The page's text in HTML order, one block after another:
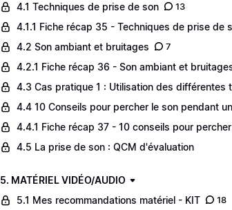
4.1 Techniques de prise de son
13
4.1.1 Fiche récap 35 - Techniques de prise de
4.2 Son ambiant et bruitages
7
4.2.1 Fiche récap 36 - Son ambiant et
4.3 Cas pratique 1 : Utilisation des différentes
4.4 10 Conseils pour percher le son pendant
4.4.1 Fiche récap 37 - 10 conseils pour
4.5 La prise de son : QCM d'évaluation
5. MATÉRIEL VIDÉO/AUDIO
5.1 Mes recommandations matériel - KIT
18